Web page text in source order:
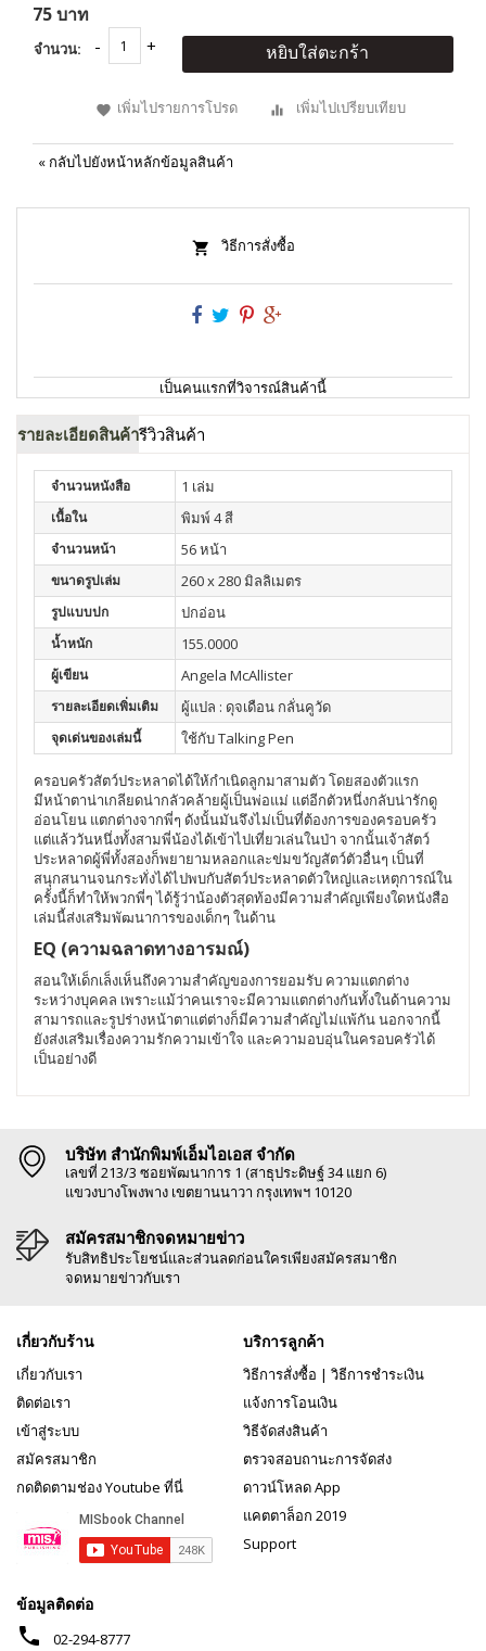
75 บาท
จำนวน: หยิบใส่ตะกร้า
เพิ่มไปรายการโปรด เพิ่มไปเปรียบเทียบ
« กลับไปยังหน้าหลักข้อมูลสินค้า
วิธีการสั่งซื้อ
เป็นคนแรกที่วิจารณ์สินค้านี้
รายละเอียดสินค้ารีวิวสินค้า
จำนวนหนังสือ 1 เล่ม
เนื้อใน พิมพ์ 4 สี
จำนวนหน้า 56 หน้า
ขนาดรูปเล่ม 260 x 280 มิลลิเมตร
รูปแบบปก ปกอ่อน
น้ำหนัก 155.0000
ผู้เขียน Angela McAllister
รายละเอียดเพิ่มเติม ผู้แปล : ดุจเดือน กลั่นคูวัด
จุดเด่นของเล่มนี้ ใช้กับ Talking Pen
ครอบครัวสัตว์ประหลาดได้ให้กำเนิดลูกมาสามตัว โดยสองตัวแรก
มีหน้าตาน่าเกลียดน่ากลัวคล้ายผู้เป็นพ่อแม่ แต่อีกตัวหนึ่งกลับน่ารักดู
อ่อนโยน แตกต่างจากพี่ๆ ดังนั้นมันจึงไม่เป็นที่ต้องการของครอบครัว
แต่แล้ววันหนึ่งทั้งสามพี่น้องได้เข้าไปเที่ยวเล่นในป่า จากนั้นเจ้าสัตว์
ประหลาดผู้พี่ทั้งสองก็พยายามหลอกและข่มขวัญสัตว์ตัวอื่นๆ เป็นที่
สนุกสนานจนกระทั่งได้ไปพบกับสัตว์ประหลาดตัวใหญ่และเหตุการณ์ใน
ครั้งนี้ก็ทำให้พวกพี่ๆ ได้รู้ว่าน้องตัวสุดท้องมีความสำคัญเพียงใดหนังสือ
เล่มนี้ส่งเสริมพัฒนาการของเด็กๆ ในด้าน
EQ (ความฉลาดทางอารมณ์)
สอนให้เด็กเล็งเห็นถึงความสำคัญของการยอมรับ ความแตกต่าง
ระหว่างบุคคล เพราะแม้ว่าคนเราจะมีความแตกต่างกันทั้งในด้านความ
สามารถและรูปร่างหน้าตาแต่ต่างก็มีความสำคัญไม่แพ้กัน นอกจากนี้
ยังส่งเสริมเรื่องความรักความเข้าใจ และความอบอุ่นในครอบครัวได้
เป็นอย่างดี
บริษัท สำนักพิมพ์เอ็มไอเอส จำกัด
เลขที่ 213/3 ซอยพัฒนาการ 1 (สาธุประดิษฐ์ 34 แยก 6)
แขวงบางโพงพาง เขตยานนาวา กรุงเทพฯ 10120
สมัครสมาชิกจดหมายข่าว
รับสิทธิประโยชน์และส่วนลดก่อนใครเพียงสมัครสมาชิก
จดหมายข่าวกับเรา
เกี่ยวกับร้าน
เกี่ยวกับเรา
ติดต่อเรา
เข้าสู่ระบบ
สมัครสมาชิก
กดติดตามช่อง Youtube ที่นี่
บริการลูกค้า
วิธีการสั่งซื้อ | วิธีการชำระเงิน
แจ้งการโอนเงิน
วิธีจัดส่งสินค้า
ตรวจสอบถานะการจัดส่ง
ดาวน์โหลด App
แคตตาล็อก 2019
Support
ข้อมูลติดต่อ
phone 02-294-8777